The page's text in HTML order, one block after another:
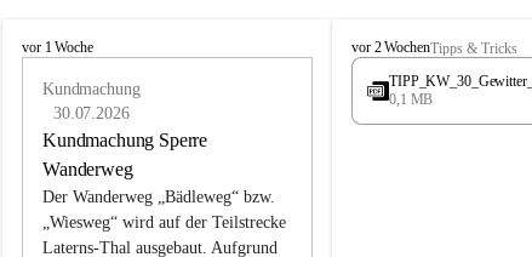
L
vor 1 Woche
Kundmachung
30.07.2026
Kundmachung Sperre
Wanderweg
Der Wanderweg „Bädleweg“ bzw.
„Wiesweg“ wird auf der Teilstrecke
Laterns-Thal ausgebaut. Aufgrund
L
a
e
vor 2 WochenTipps & Tricks
0,1 MB